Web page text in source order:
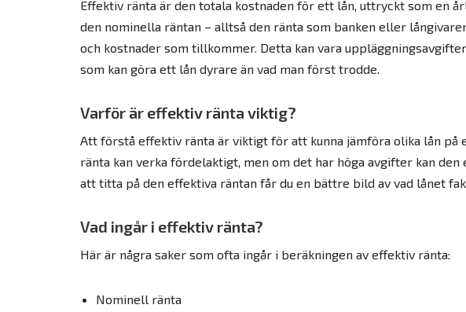
Effektiv ränta är den totala kostnaden för ett lån, uttryckt som en
den nominella räntan – alltså den ränta som banken eller
och kostnader som tillkommer. Detta kan vara
som kan göra ett lån dyrare än vad man först trodde.
Varför är effektiv ränta viktig?
Att förstå effektiv ränta är viktigt för att kunna jämföra olika lån
ränta kan verka fördelaktigt, men om det har höga avgifter kan
att titta på den effektiva räntan får du en bättre bild av vad lånet
Vad ingår i effektiv ränta?
Här är några saker som ofta ingår i beräkningen av effektiv ränta:
Nominell ränta